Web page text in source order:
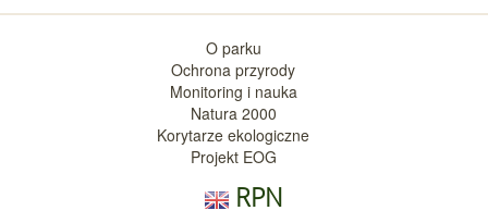
O parku
Ochrona przyrody
Monitoring i nauka
Natura 2000
Korytarze ekologiczne
Projekt EOG
RPN